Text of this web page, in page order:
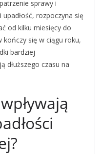
sprawy i
upadłość, rozpoczyna się
od kilku miesięcy do
kończy się w ciągu roku,
bardziej
dłuższego czasu na